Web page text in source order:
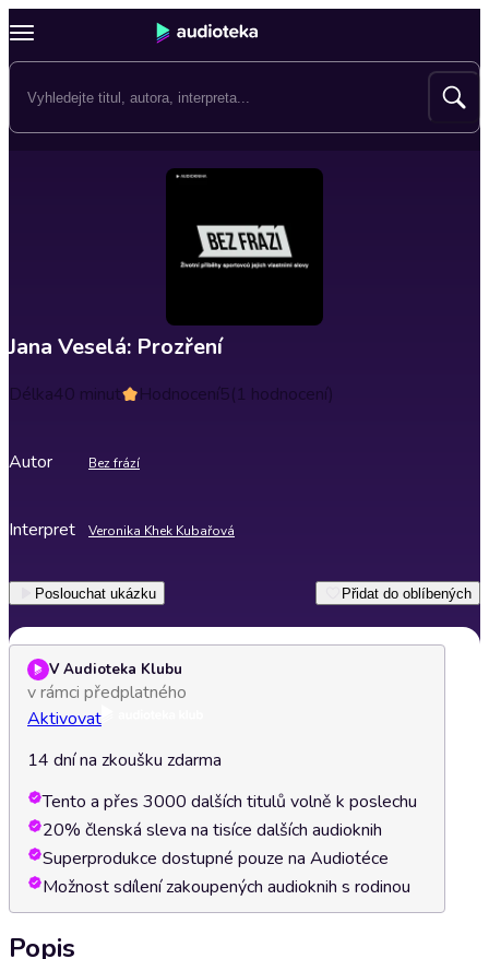
Jana Veselá: Prozření
Délka40 minut Hodnocení5(1 hodnocení)
Autor Bez frází
Interpret Veronika Khek Kubařová
Poslouchat ukázku Přidat do oblíbených
V Audioteka Klubu
v rámci předplatného
Aktivovat
14 dní na zkoušku zdarma
Tento a přes 3000 dalších titulů volně k poslechu
20% členská sleva na tisíce dalších audioknih
Superprodukce dostupné pouze na Audiotéce
Možnost sdílení zakoupených audioknih s rodinou
Popis